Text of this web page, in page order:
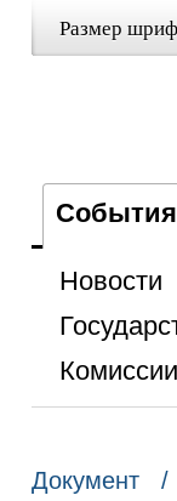
Размер
События
Новости
Документ /